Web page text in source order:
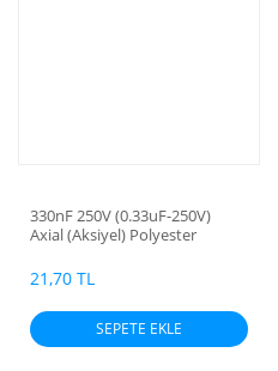
330nF 250V (0.33uF-250V)
Axial (Aksiyel) Polyester
21,70 TL
SEPETE EKLE